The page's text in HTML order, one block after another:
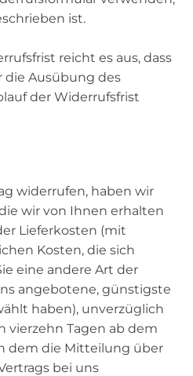
ist.
reicht es aus, dass
die Ausübung des
der Widerrufsfrist
widerrufen, haben wir
wir von Ihnen erhalten
Lieferkosten (mit
Kosten, die sich
eine andere Art der
angebotene, günstigste
haben), unverzüglich
vierzehn Tagen ab dem
dem die Mitteilung über
bei uns